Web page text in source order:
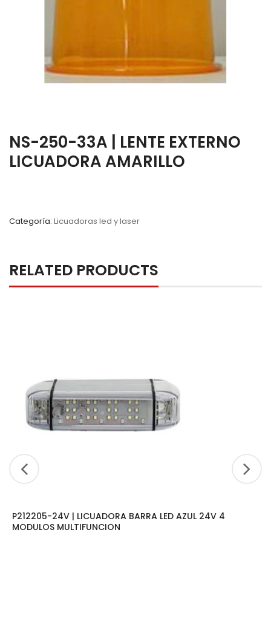
NS-250-33A | LENTE EXTERNO
LICUADORA AMARILLO
Categoría: Licuadoras led y laser
RELATED PRODUCTS
P212205-24V | LICUADORA BARRA LED AZUL 24V 4
MODULOS MULTIFUNCION